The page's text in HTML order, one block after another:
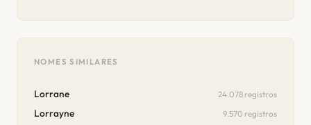
NOMES SIMILARES
Lorrane 24.078 registros
Lorrayne 9.570 registros